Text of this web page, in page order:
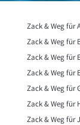
Zack & Weg für
Zack & Weg für
Zack & Weg für
Zack & Weg für
Zack & Weg für
Zack & Weg für
Zack & Weg für